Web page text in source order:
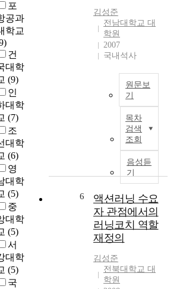
포
공과
학교
건
대학
(9)
인
대학
(7)
조
대학
(6)
영
대학
(5)
중
대학
(5)
서
대학
(5)
국
을
김성준
전남대학교 대
학원
2007
국내석사
원문보
기
목차
검색
조회
음성듣
기
6
액션러닝 수요
자 관점에서의
러닝코치 역할
재정의
김성준
전북대학교 대
학원